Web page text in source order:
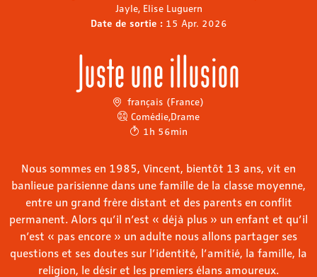
Jayle, Elise Luguern
Date de sortie : 15 Apr. 2026
Juste une illusion
français (France)
Comédie Drame
1h 56min
Nous sommes en 1985, Vincent, bientôt 13 ans, vit en
banlieue parisienne dans une famille de la classe moyenne,
entre un grand frère distant et des parents en conflit
permanent. Alors qu’il n’est « déjà plus » un enfant et qu’il
n’est « pas encore » un adulte nous allons partager ses
questions et ses doutes sur l’identité, l’amitié, la famille, la
religion, le désir et les premiers élans amoureux.